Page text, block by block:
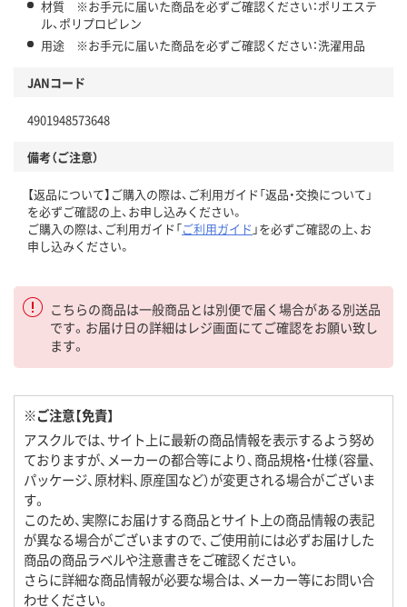
材質 ※お手元に届いた商品を必ずご確認ください：ポリエステ
ル、ポリプロピレン
用途 ※お手元に届いた商品を必ずご確認ください：洗濯用品
JANコード
4901948573648
備考（ご注意）
【返品について】ご購入の際は、ご利用ガイド「返品・交換について」
を必ずご確認の上、お申し込みください。
ご購入の際は、ご利用ガイド「ご利用ガイド 」を必ずご確認の上、お
申し込みください。
こちらの商品は一般商品とは別便で届く場合がある別送品
です。お届け日の詳細はレジ画面にてご確認をお願い致し
ます。
※ご注意【免責】
アスクルでは、サイト上に最新の商品情報を表示するよう努め
ておりますが、メーカーの都合等により、商品規格・仕様（容量、
パッケージ、原材料、原産国など）が変更される場合がございま
す。
このため、実際にお届けする商品とサイト上の商品情報の表記
が異なる場合がございますので、ご使用前には必ずお届けした
商品の商品ラベルや注意書きをご確認ください。
さらに詳細な商品情報が必要な場合は、メーカー等にお問い合
わせください。